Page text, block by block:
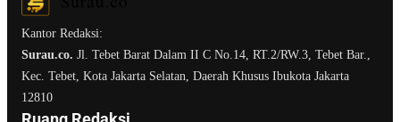
Kantor Redaksi:
Surau.co. Jl. Tebet Barat Dalam II C No.14, RT.2/RW.3, Tebet Bar.,
Kec. Tebet, Kota Jakarta Selatan, Daerah Khusus Ibukota Jakarta
12810